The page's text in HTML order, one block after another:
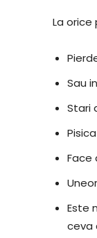
La
Sau
Stari
Face
Este
ceva